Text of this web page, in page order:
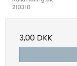
210310
3,00 DKK